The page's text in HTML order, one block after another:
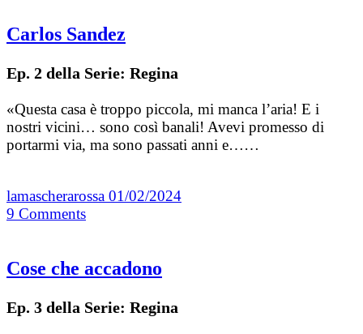
Carlos Sandez
Ep. 2 della Serie: Regina
«Questa casa è troppo piccola, mi manca l’aria! E i
nostri vicini… sono così banali! Avevi promesso di
portarmi via, ma sono passati anni e……
lamascherarossa 01/02/2024
9 Comments
Cose che accadono
Ep. 3 della Serie: Regina